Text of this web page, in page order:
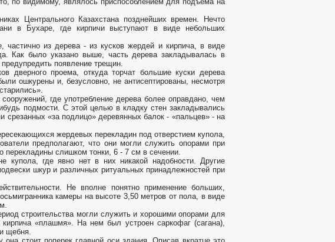
Центрального Казахстана позднейших времен. Нечто
в Бухаре, где кирпичи выступают в виде небольших
частично из дерева - из кусков жердей и кирпича, в виде
Как было указано выше, часть дерева закладывалась в
появление трещин.
дверного проема, откуда торчат большие куски дерева
ошкурены и, безусловно, не антисептированы, несмотря
где употребление дерева более оправдано, чем
подмости. С этой целью в кладку стен закладывались
срезанных «за подлицо» деревянных балок - «пальцев» - на
жердевых перекладин под отверстием купола,
предполагают, что они могли служить опорами при
перекладины слишком тонки, 6 - 7 см в сечении.
купола, где явно нет в них никакой надобности. Другие
шкур и различных ритуальных принадлежностей при
Не вполне понятно применение больших,
камеры на высоте 3,50 метров от пола, в виде
строительства могли служить и хорошими опорами для
«плашмя». На нем был устроен саркофаг (сагана),
щебня.